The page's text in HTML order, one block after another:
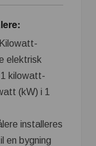
Kilowatt-
elektrisk
kilowatt-
(kW) i 1
installeres
en bygning